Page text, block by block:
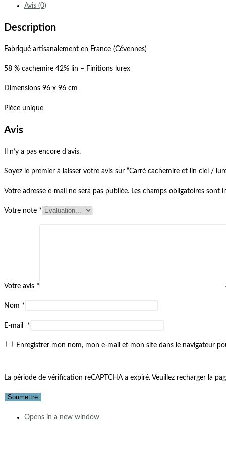
Avis (0)
Description
Fabriqué artisanalement en France (Cévennes)
58 % cachemire 42% lin – Finitions lurex
Dimensions 96 x 96 cm
Pièce unique
Avis
Il n’y a pas encore d’avis.
Soyez le premier à laisser votre avis sur “Carré cachemire et lin ciel /
Votre adresse e-mail ne sera pas publiée. Les champs obligatoires sont
Votre note *
Votre avis *
Nom *
E-mail *
Enregistrer mon nom, mon e-mail et mon site dans le navigateur
La période de vérification reCAPTCHA a expiré. Veuillez recharger la
Opens in a new window